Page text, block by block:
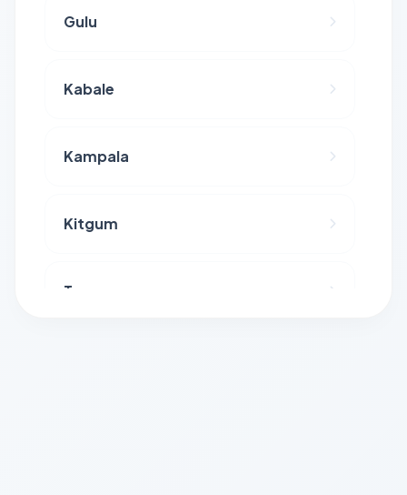
Gulu
Kabale
Kampala
Kitgum
Tororo